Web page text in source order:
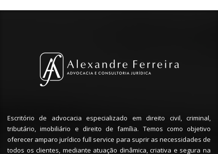
Escritório de advocacia especializado em direito civil, criminal,
tributário, imobiliário e direito de família. Temos como objetivo
oferecer amparo jurídico full service para suprir as necessidades de
todos os clientes, mediante atuação dinâmica, criativa e segura na